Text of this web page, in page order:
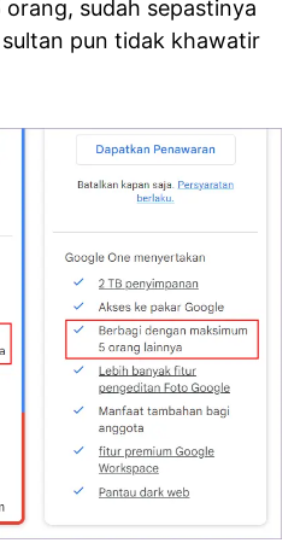
sudah sepastinya
pun tidak khawatir